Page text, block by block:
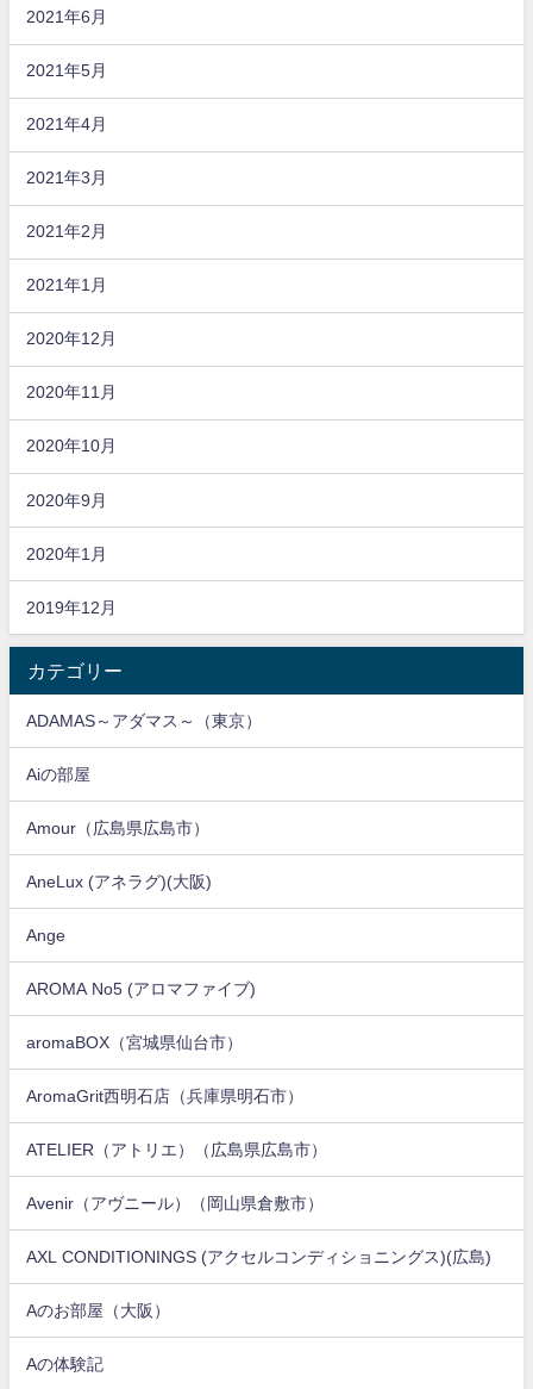
2021年6月
2021年5月
2021年4月
2021年3月
2021年2月
2021年1月
2020年12月
2020年11月
2020年10月
2020年9月
2020年1月
2019年12月
カテゴリー
ADAMAS～アダマス～（東京）
Aiの部屋
Amour（広島県広島市）
AneLux (アネラグ)(大阪)
Ange
AROMA No5 (アロマファイブ)
aromaBOX（宮城県仙台市）
AromaGrit西明石店（兵庫県明石市）
ATELIER（アトリエ）（広島県広島市）
Avenir（アヴニール）（岡山県倉敷市）
AXL CONDITIONINGS (アクセルコンディショニングス)(広島)
Aのお部屋（大阪）
Aの体験記